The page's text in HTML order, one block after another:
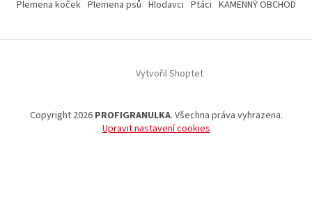
Plemena koček Plemena psů Hlodavci Ptáci KAMENNÝ OBCHOD
Vytvořil Shoptet
Copyright 2026 PROFIGRANULKA. Všechna práva vyhrazena.
Upravit nastavení cookies